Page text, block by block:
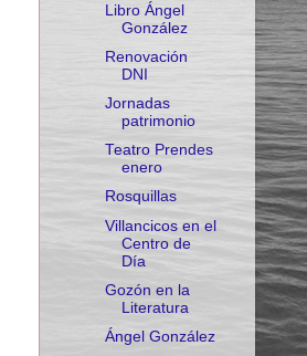
Libro Ángel
González
Renovación
DNI
Jornadas
patrimonio
Teatro Prendes
enero
Rosquillas
Villancicos en el
Centro de
Día
Gozón en la
Literatura
Ángel González